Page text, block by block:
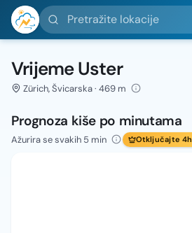
Pretražite lokacije
Vrijeme Uster
Zürich, Švicarska · 469 m
Prognoza kiše po minutama
Ažurira se svakih 5 min Otključajte 4h